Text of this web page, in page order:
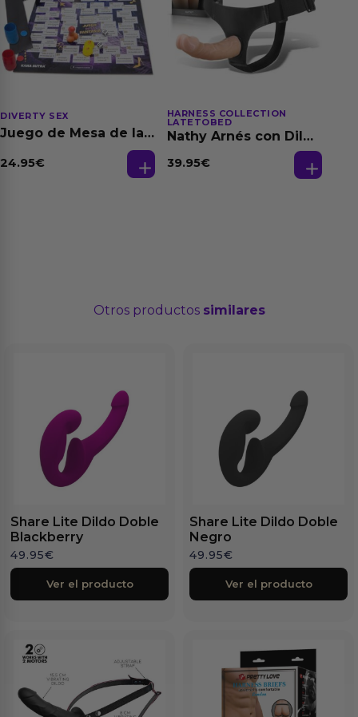
DIVERTY SEX
Juego de Mesa de las
24.95€
HARNESS COLLECTION
LATETOBED
Nathy Arnés con Dildo
39.95€
Otros productos similares
Share Lite Dildo Doble
Blackberry
49.95€
Ver el producto
Share Lite Dildo Doble
Negro
49.95€
Ver el producto